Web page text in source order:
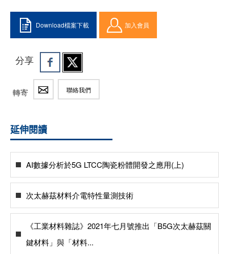
Download檔案下載 加入會員
分享
轉寄 聯絡我們
延伸閱讀
AI數據分析於5G LTCC陶瓷粉體開發之應用(上)
次太赫茲材料介電特性量測技術
《工業材料雜誌》2021年七月號推出「B5G次太赫茲關
鍵材料」與「材料...